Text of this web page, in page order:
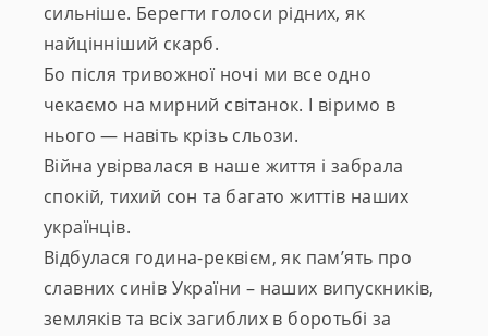
сильніше. Берегти голоси рідних, як
найцінніший скарб.
Бо після тривожної ночі ми все одно
чекаємо на мирний світанок. І віримо в
нього — навіть крізь сльози.
Війна увірвалася в наше життя і забрала
спокій, тихий сон та багато життів наших
українців.
Відбулася година-реквієм, як пам’ять про
славних синів України – наших випускників,
земляків та всіх загиблих в боротьбі за